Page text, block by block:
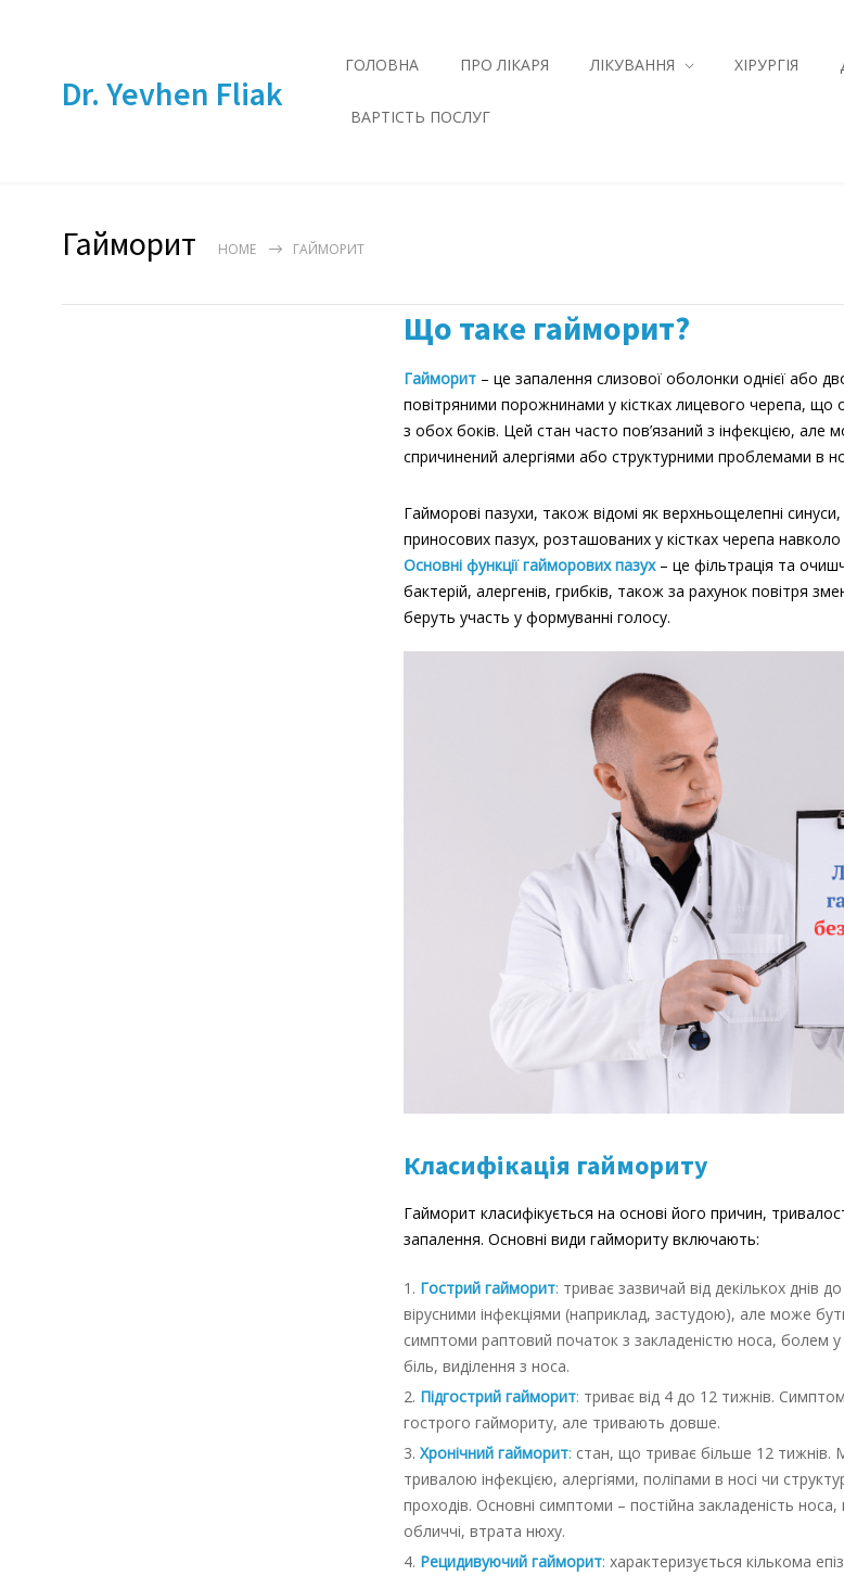
Dr. Yevhen Fliak
ГОЛОВНА ПРО ЛІКАРЯ ЛІКУВАННЯ ХІРУРГІЯ
ВАРТІСТЬ ПОСЛУГ
Гайморит HOME ГАЙМОРИТ
Що таке гайморит?
Гайморит – це запалення слизової оболонки однієї або
повітряними порожнинами у кістках лицевого черепа,
з обох боків. Цей стан часто пов’язаний з інфекцією, але
спричинений алергіями або структурними проблемами в
Гайморові пазухи, також відомі як верхньощелепні
приносових пазух, розташованих у кістках черепа
Основні функції гайморових пазух– це фільтрація та
бактерій, алергенів, грибків, також за рахунок повітря
беруть участь у формуванні голосу.
Класифікація гаймориту
Гайморит класифікується на основі його причин,
запалення. Основні види гаймориту включають:
Гострий гайморит: триває зазвичай від декількох днів
вірусними інфекціями (наприклад, застудою), але може
симптоми раптовий початок з закладеністю носа, болем
біль, виділення з носа.
Підгострий гайморит: триває від 4 до 12 тижнів.
гострого гаймориту, але тривають довше.
Хронічний гайморит: стан, що триває більше 12 тижнів.
тривалою інфекцією, алергіями, поліпами в носі чи
проходів. Основні симптоми – постійна закладеність носа,
обличчі, втрата нюху.
Рецидивуючий гайморит: характеризується кількома